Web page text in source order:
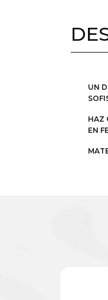
UN
HAZ
EN